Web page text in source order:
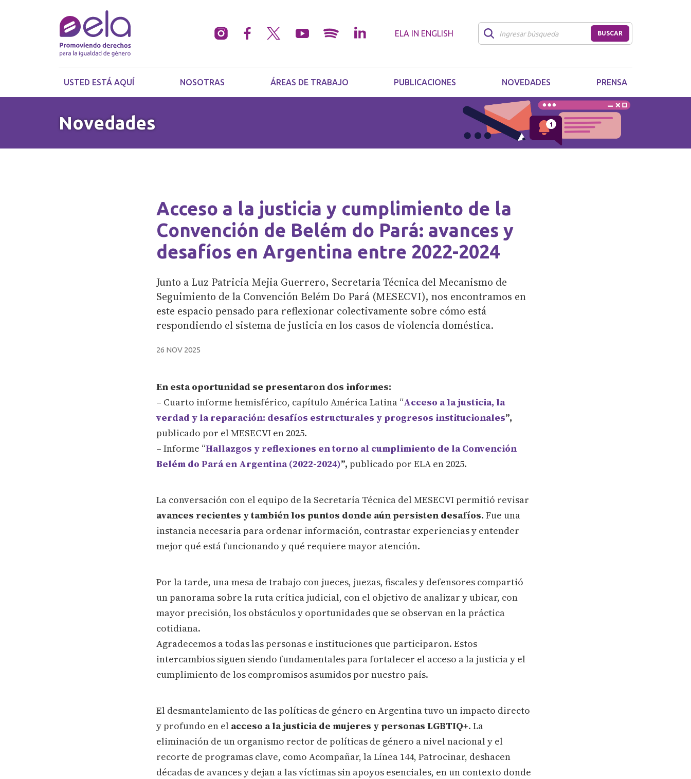
ELA IN ENGLISH BUSCAR
USTED ESTÁ AQUÍ NOSOTRAS ÁREAS DE TRABAJO PUBLICACIONES NOVEDADES PRENSA
Novedades
Acceso a la justicia y cumplimiento de la
Convención de Belém do Pará: avances y
desafíos en Argentina entre 2022-2024
Junto a Luz Patricia Mejia Guerrero, Secretaria Técnica del Mecanismo de
Seguimiento de la Convención Belém Do Pará (MESECVI), nos encontramos en
este espacio pensado para reflexionar colectivamente sobre cómo está
respondiendo el sistema de justicia en los casos de violencia doméstica.
26 NOV 2025
En esta oportunidad se presentaron dos informes:
– Cuarto informe hemisférico, capítulo América Latina “Acceso a la justicia, la
verdad y la reparación: desafíos estructurales y progresos institucionales”,
publicado por el MESECVI en 2025.
– Informe “Hallazgos y reflexiones en torno al cumplimiento de la Convención
Belém do Pará en Argentina (2022-2024)”, publicado por ELA en 2025.
La conversación con el equipo de la Secretaría Técnica del MESECVI permitió revisar
avances recientes y también los puntos donde aún persisten desafíos. Fue una
instancia necesaria para ordenar información, contrastar experiencias y entender
mejor qué está funcionando y qué requiere mayor atención.
Por la tarde, una mesa de trabajo con jueces, juezas, fiscales y defensores compartió
un panorama sobre la ruta crítica judicial, con el objetivo de analizar y ubicar, con
mayor precisión, los obstáculos y oportunidades que se observan en la práctica
cotidiana.
Agradecemos a todas las personas e instituciones que participaron. Estos
intercambios siguen siendo fundamentales para fortalecer el acceso a la justicia y el
cumplimiento de los compromisos asumidos por nuestro país.
El desmantelamiento de las políticas de género en Argentina tuvo un impacto directo
y profundo en el acceso a la justicia de mujeres y personas LGBTIQ+. La
eliminación de un organismo rector de políticas de género a nivel nacional y el
recorte de programas clave, como Acompañar, la Línea 144, Patrocinar, deshacen
décadas de avances y dejan a las víctimas sin apoyos esenciales, en un contexto donde